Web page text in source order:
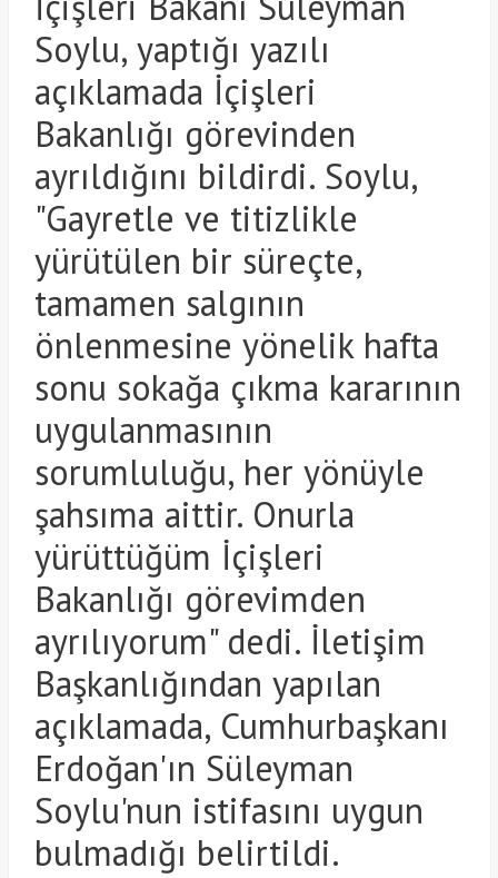
Soylu, yaptığı yazılı
açıklamada İçişleri
Bakanlığı görevinden
ayrıldığını bildirdi. Soylu,
"Gayretle ve titizlikle
yürütülen bir süreçte,
tamamen salgının
önlenmesine yönelik hafta
sonu sokağa çıkma kararının
uygulanmasının
sorumluluğu, her yönüyle
şahsıma aittir. Onurla
yürüttüğüm İçişleri
Bakanlığı görevimden
ayrılıyorum" dedi. İletişim
Başkanlığından yapılan
açıklamada, Cumhurbaşkanı
Erdoğan'ın Süleyman
Soylu'nun istifasını uygun
bulmadığı belirtildi.